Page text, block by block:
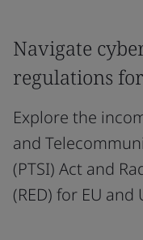
Navigate
regulations
Explore the
and
(PTSI) Act and
(RED) for EU and